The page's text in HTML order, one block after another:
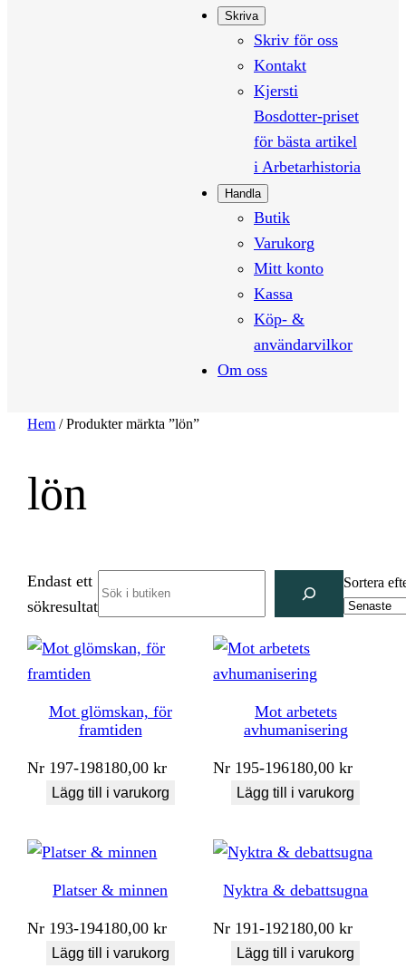
Skriva
Skriv för oss
Kontakt
Kjersti
Bosdotter-priset
för bästa artikel
i Arbetarhistoria
Handla
Butik
Varukorg
Mitt konto
Kassa
Köp- &
användarvilkor
Om oss
Hem / Produkter märkta ”lön”
lön
Endast ett
sökresultat
Sortera
Mot glömskan, för
framtiden
Nr 197-198180,00kr
Lägg till i varukorg
Mot arbetets
avhumanisering
Nr 195-196180,00kr
Lägg till i varukorg
Platser & minnen
Nr 193-194180,00kr
Lägg till i varukorg
Nyktra & debattsugna
Nr 191-192180,00kr
Lägg till i varukorg